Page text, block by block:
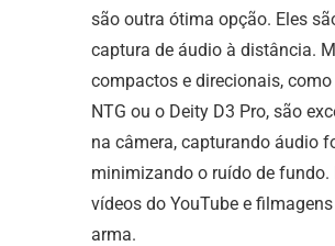
são outra ótima opção. Eles
captura de áudio à distância.
compactos e direcionais,
NTG ou o Deity D3 Pro, são
na câmera, capturando áudio
minimizando o ruído de fundo.
vídeos do YouTube e
arma.